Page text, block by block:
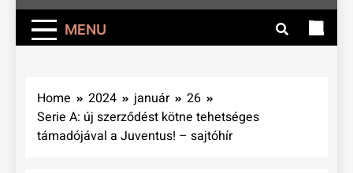
MENU
Home 2024 január
26
Serie A: új szerződést kötne tehetséges
támadójával a Juventus! – sajtóhír